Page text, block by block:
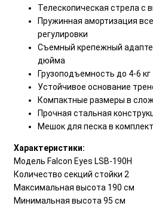
Телескопическая стрела с
Пружинная амортизация
регулировки
Съемный крепежный
дюйма
Грузоподъемность до 4-6 кг
Устойчивое основание
Компактные размеры в
Прочная стальная
Мешок для песка в
Характеристики:
Модель Falcon Eyes LSB-190H
Количество секций стойки 2
Максимальная высота 190 см
Минимальная высота 95 см